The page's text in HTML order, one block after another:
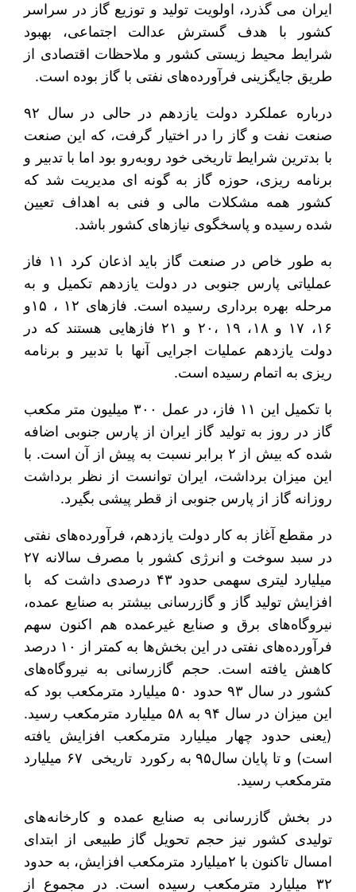
ایران می گذرد، اولویت تولید و توزیع گاز در سراسر
کشور با هدف گسترش عدالت اجتماعی، بهبود
شرایط محیط زیستی کشور و ملاحظات اقتصادی از
طریق جایگزینی فرآورده‌های نفتی با گاز بوده است.
درباره عملکرد دولت یازدهم در حالی در سال ۹۲
صنعت نفت و گاز را در اختیار گرفت، که این صنعت
با بدترین شرایط تاریخی خود روبه‌رو بود اما با تدبیر و
برنامه ریزی، حوزه گاز به گونه ای مدیریت شد که
کشور همه مشکلات مالی و فنی به اهداف تعیین
شده رسیده و پاسخگوی نیازهای کشور باشد.
به طور خاص در صنعت گاز باید اذعان کرد ۱۱ فاز
عملیاتی پارس جنوبی در دولت یازدهم تکمیل و به
مرحله بهره برداری رسیده است. فازهای ۱۲ ، ۱۵و
۱۶، ۱۷ و ۱۸، ۱۹ ،۲۰ و ۲۱ فازهایی هستند که در
دولت یازدهم عملیات اجرایی آنها با تدبیر و برنامه
ریزی به اتمام رسیده است.
با تکمیل این ۱۱ فاز، در عمل ۳۰۰ میلیون متر مکعب
گاز در روز به تولید گاز ایران از پارس جنوبی اضافه
شده که بیش از ۲ برابر نسبت به پیش از آن است. با
این میزان برداشت، ایران توانست از نظر برداشت
روزانه گاز از پارس جنوبی از قطر پیشی بگیرد.
در مقطع آغاز به کار دولت یازدهم، فرآورده‌های نفتی
در سبد سوخت و انرژی کشور با مصرف سالانه ۲۷
میلیارد لیتری سهمی حدود ۴۳ درصدی داشت که با
افزایش تولید گاز و گازرسانی بیشتر به صنایع عمده،
نیروگاه‌های برق و صنایع غیرعمده هم اکنون سهم
فرآورده‌های نفتی در این بخش‌ها به کمتر از ۱۰ درصد
کاهش یافته است. حجم گازرسانی به نیروگاه‌های
کشور در سال ۹۳ حدود ۵۰ میلیارد مترمکعب بود که
این میزان در سال ۹۴ به ۵۸ میلیارد مترمکعب رسید.
(یعنی حدود چهار میلیارد مترمکعب افزایش یافته
است) و تا پایان سال۹۵ به رکورد تاریخی ۶۷ میلیارد
مترمکعب رسید.
در بخش گازرسانی به صنایع عمده و کارخانه‌های
تولیدی کشور نیز حجم تحویل گاز طبیعی از ابتدای
امسال تاکنون با ۲میلیارد مترمکعب‌ افزایش، به حدود
۳۲ میلیارد مترمکعب رسیده است. در مجموع از